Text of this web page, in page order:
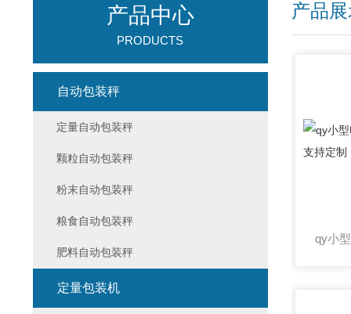
产品
产品中心
PRODUCTS
自动包装秤
定量自动包装秤
颗粒自动包装秤
粉末自动包装秤
粮食自动包装秤
肥料自动包装秤
定量包装机